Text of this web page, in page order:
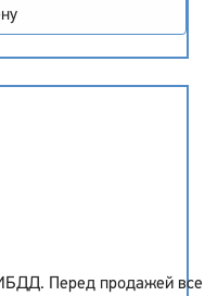
Перед продажей все